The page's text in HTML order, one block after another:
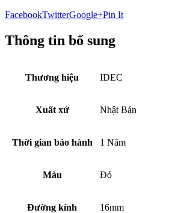
FacebookTwitterGoogle+Pin It
Thông tin bổ sung
Thương hiệu IDEC
Xuất xứ Nhật Bản
Thời gian bảo hành 1 Năm
Màu Đỏ
Đường kính 16mm